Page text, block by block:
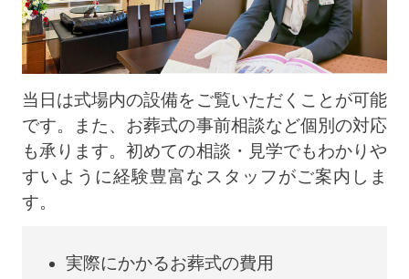
当日は式場内の設備をご覧いただくことが可能
です。また、お葬式の事前相談など個別の対応
も承ります。初めての相談・見学でもわかりや
すいように経験豊富なスタッフがご案内しま
す。
実際にかかるお葬式の費用